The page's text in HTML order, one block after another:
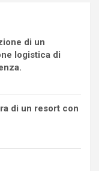
di un
logistica di
di un resort con